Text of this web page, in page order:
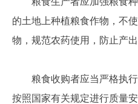
的土地上种植粮食作物，不
物，规范农药使用，防止产
粮食收购者应当严格执
按照国家有关规定进行质量